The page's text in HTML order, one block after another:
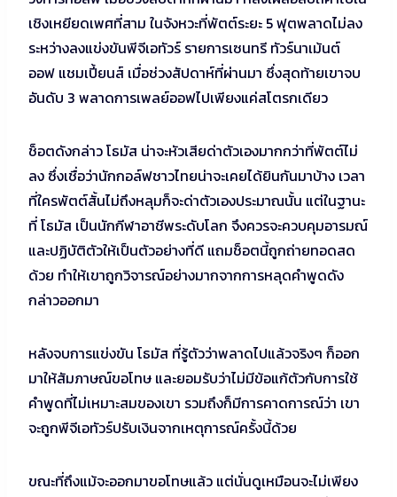
เชิงเหยียดเพศที่สาม ในจังหวะที่พัตต์ระยะ 5 ฟุตพลาดไม่ลง
ระหว่างลงแข่งขันพีจีเอทัวร์ รายการเซนทรี ทัวร์นาเม้นต์
ออฟ แชมเปี้ยนส์ เมื่อช่วงสัปดาห์ที่ผ่านมา ซึ่งสุดท้ายเขาจบ
อันดับ 3 พลาดการเพลย์ออฟไปเพียงแค่สโตรกเดียว
ช็อตดังกล่าว โธมัส น่าจะหัวเสียด่าตัวเองมากกว่าที่พัตต์ไม่
ลง ซึ่งเชื่อว่านักกอล์ฟชาวไทยน่าจะเคยได้ยินกันมาบ้าง เวลา
ที่ใครพัตต์สั้นไม่ถึงหลุมก็จะด่าตัวเองประมาณนั้น แต่ในฐานะ
ที่ โธมัส เป็นนักกีฬาอาชีพระดับโลก จึงควรจะควบคุมอารมณ์
และปฏิบัติตัวให้เป็นตัวอย่างที่ดี แถมช็อตนี้ถูกถ่ายทอดสด
ด้วย ทำให้เขาถูกวิจารณ์อย่างมากจากการหลุดคำพูดดัง
กล่าวออกมา
หลังจบการแข่งขัน โธมัส ที่รู้ตัวว่าพลาดไปแล้วจริงๆ ก็ออก
มาให้สัมภาษณ์ขอโทษ และยอมรับว่าไม่มีข้อแก้ตัวกับการใช้
คำพูดที่ไม่เหมาะสมของเขา รวมถึงก็มีการคาดการณ์ว่า เขา
จะถูกพีจีเอทัวร์ปรับเงินจากเหตุการณ์ครั้งนี้ด้วย
ขณะที่ถึงแม้จะออกมาขอโทษแล้ว แต่นั่นดูเหมือนจะไม่เพียง